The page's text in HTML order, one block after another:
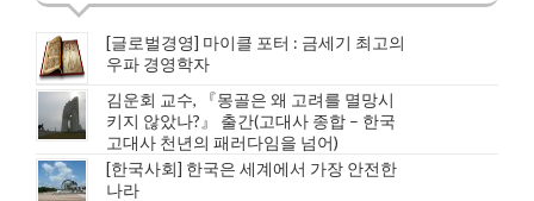
[글로벌경영] 마이클 포터 : 금세기 최고의
우파 경영학자
김운회 교수, 『몽골은 왜 고려를 멸망시
키지 않았나?』 출간(고대사 종합 – 한국
고대사 천년의 패러다임을 넘어)
[한국사회] 한국은 세계에서 가장 안전한
나라